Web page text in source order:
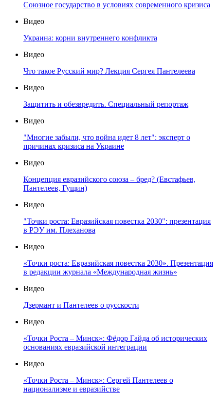
Союзное государство в условиях современного кризиса
Видео
Украина: корни внутреннего конфликта
Видео
Что такое Русский мир? Лекция Сергея Пантелеева
Видео
Защитить и обезвредить. Специальный репортаж
Видео
"Многие забыли, что война идет 8 лет": эксперт о
причинах кризиса на Украине
Видео
Концепция евразийского союза – бред? (Евстафьев,
Пантелеев, Гущин)
Видео
"Точки роста: Евразийская повестка 2030": презентация
в РЭУ им. Плеханова
Видео
«Точки роста: Евразийская повестка 2030». Презентация
в редакции журнала «Международная жизнь»
Видео
Дзермант и Пантелеев о русскости
Видео
«Точки Роста – Минск»: Фёдор Гайда об исторических
основаниях евразийской интеграции
Видео
«Точки Роста – Минск»: Сергей Пантелеев о
национализме и евразийстве